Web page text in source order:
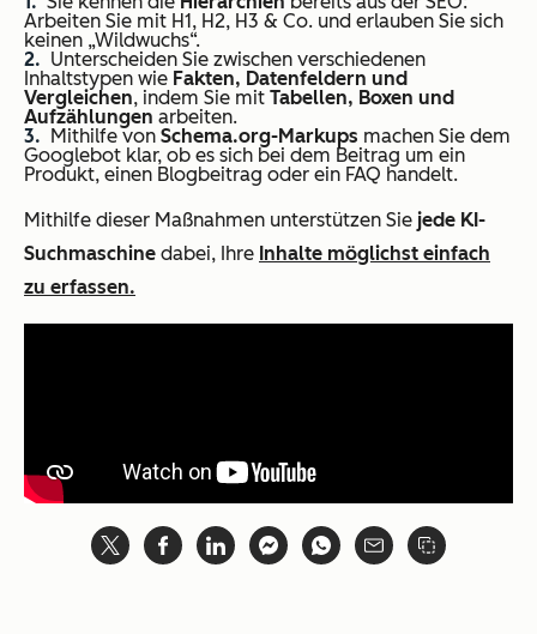
Arbeiten Sie mit H1, H2, H3 & Co. und erlauben Sie sich
keinen „Wildwuchs“.
Unterscheiden Sie zwischen verschiedenen
Inhaltstypen wie Fakten, Datenfeldern und
Vergleichen, indem Sie mit Tabellen, Boxen und
Aufzählungen arbeiten.
Mithilfe von Schema.org-Markups machen Sie dem
Googlebot klar, ob es sich bei dem Beitrag um ein
Produkt, einen Blogbeitrag oder ein FAQ handelt.
Mithilfe dieser Maßnahmen unterstützen Sie jede KI-
Suchmaschine dabei, Ihre Inhalte möglichst einfach
zu erfassen.